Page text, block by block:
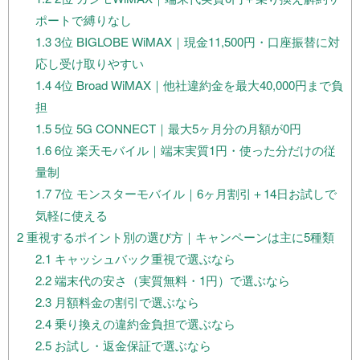
ポートで縛りなし
1.33位 BIGLOBE WiMAX｜現金11,500円・口座振替に対
応し受け取りやすい
1.44位 Broad WiMAX｜他社違約金を最大40,000円まで負
担
1.55位 5G CONNECT｜最大5ヶ月分の月額が0円
1.66位 楽天モバイル｜端末実質1円・使った分だけの従
量制
1.77位 モンスターモバイル｜6ヶ月割引＋14日お試しで
気軽に使える
2重視するポイント別の選び方｜キャンペーンは主に5種類
2.1 キャッシュバック重視で選ぶなら
2.2端末代の安さ（実質無料・1円）で選ぶなら
2.3月額料金の割引で選ぶなら
2.4乗り換えの違約金負担で選ぶなら
2.5お試し・返金保証で選ぶなら